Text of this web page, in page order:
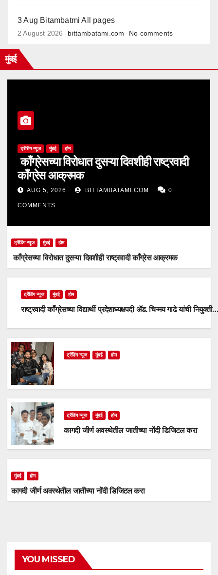
3 Aug Bitambatmi All pages
2 August 2026 bittambatami.com No comments
मुंबई
ट्रेंडिंग न्यूज मुंबई होम
काँग्रेसच्या विरोधात दुसऱ्या दिवशीही राष्ट्रवादी
काँग्रेस आक्रमक
AUG 5, 2026 BITTAMBATAMI.COM 0
COMMENTS
ट्रेंडिंग न्यूज मुंबई होम
काँग्रेसच्या विरोधात दुसऱ्या दिवशीही राष्ट्रवादी काँग्रेस आक्रमक
ट्रेंडिंग न्यूज मुंबई होम
राष्ट्रवादी काँग्रेसच्या विद्यार्थी प्रदेशाध्यक्षपदी ॲड. चिन्मय गाढे यांची नियुक्ती…
ट्रेंडिंग न्यूज मुंबई होम
ट्रेंडिंग न्यूज मुंबई होम
कागदी जीर्ण अवस्थेतील जातीच्या नोंदी डिजिटल करा
मुंबई होम
कागदी जीर्ण अवस्थेतील जातीच्या नोंदी डिजिटल करा
YOU MISSED